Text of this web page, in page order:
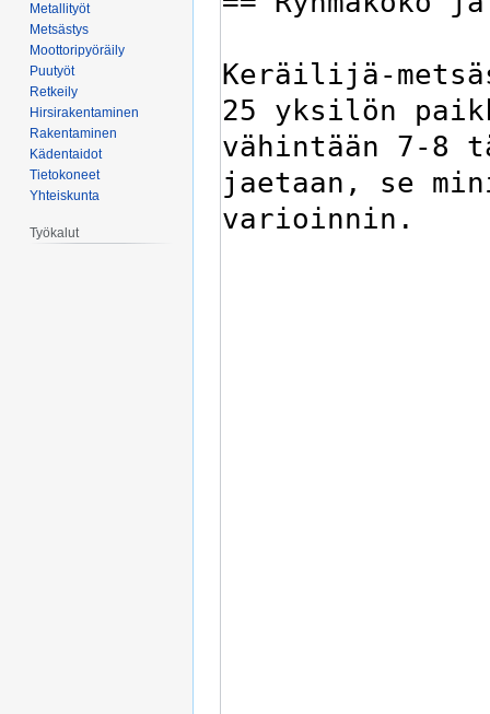
Metallityöt
Metsästys
Moottoripyöräily
Puutyöt
Retkeily
Hirsirakentaminen
Rakentaminen
Kädentaidot
Tietokoneet
Yhteiskunta
Työkalut